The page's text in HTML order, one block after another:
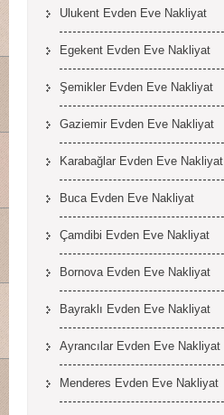
Ulukent Evden Eve Nakliyat
Egekent Evden Eve Nakliyat
Şemikler Evden Eve Nakliyat
Gaziemir Evden Eve Nakliyat
Karabağlar Evden Eve Nakliyat
Buca Evden Eve Nakliyat
Çamdibi Evden Eve Nakliyat
Bornova Evden Eve Nakliyat
Bayraklı Evden Eve Nakliyat
Ayrancılar Evden Eve Nakliyat
Menderes Evden Eve Nakliyat